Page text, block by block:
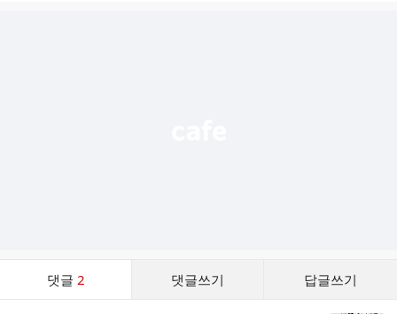
댓글 2 댓글쓰기 답글쓰기